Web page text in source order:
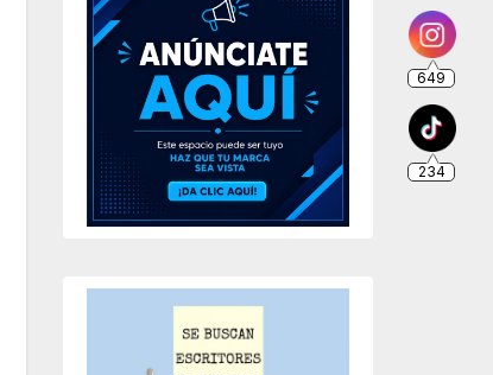
649
234